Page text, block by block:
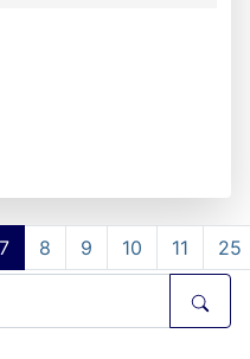
7 8 9 10 11 25